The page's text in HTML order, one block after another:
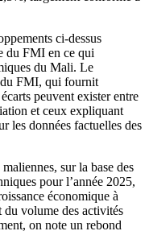
ci-dessus
du FMI en ce qui
du Mali. Le
du FMI, qui fournit
peuvent exister entre
et ceux expliquant
les données factuelles des
sur la base des
pour l’année 2025,
économique à
du volume des activités
on note un rebond